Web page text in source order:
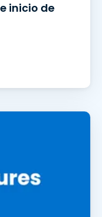
inicio de